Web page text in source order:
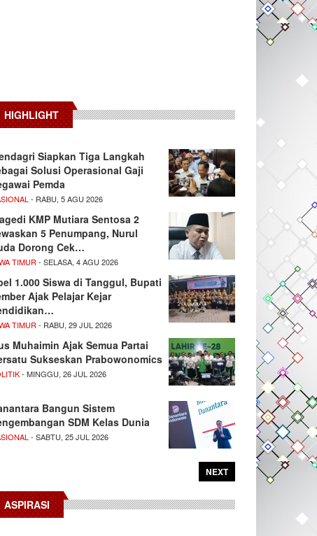
HIGHLIGHT
Siapkan Tiga Langkah
Solusi Operasional Gaji
Pemda
- RABU, 5 AGU 2026
KMP Mutiara Sentosa 2
5 Penumpang, Nurul
Dorong Cek…
TIMUR - SELASA, 4 AGU 2026
1.000 Siswa di Tanggul, Bupati
Ajak Pelajar Kejar
TIMUR - RABU, 29 JUL 2026
Muhaimin Ajak Semua Partai
Sukseskan Prabowonomics
- MINGGU, 26 JUL 2026
Bangun Sistem
SDM Kelas Dunia
- SABTU, 25 JUL 2026
NEXT
ASPIRASI